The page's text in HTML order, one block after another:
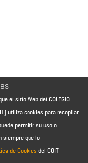
el sitio Web del COLEGIO
utiliza cookies para recopilar
permitir su uso o
siempre que lo
de Cookies del COIT